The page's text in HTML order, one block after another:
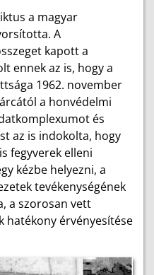
a magyar
A
kapott a
ennek az is, hogy a
1962. november
a honvédelmi
és
az is indokolta, hogy
fegyverek elleni
kézbe helyezni, a
tevékenységének
a szorosan vett
hatékony érvényesítése